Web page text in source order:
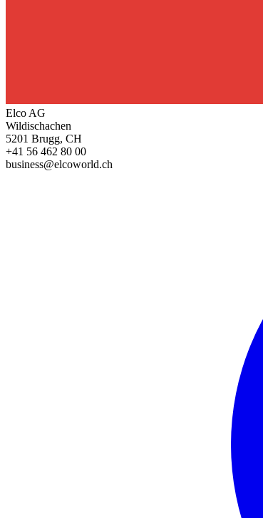
Elco AG
Wildischachen
5201 Brugg, CH
+41 56 462 80 00
business@elcoworld.ch